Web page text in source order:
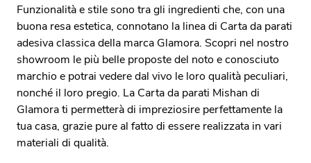
Funzionalità e stile sono tra gli ingredienti che, con una
buona resa estetica, connotano la linea di Carta da parati
adesiva classica della marca Glamora. Scopri nel nostro
showroom le più belle proposte del noto e conosciuto
marchio e potrai vedere dal vivo le loro qualità peculiari,
nonché il loro pregio. La Carta da parati Mishan di
Glamora ti permetterà di impreziosire perfettamente la
tua casa, grazie pure al fatto di essere realizzata in vari
materiali di qualità.